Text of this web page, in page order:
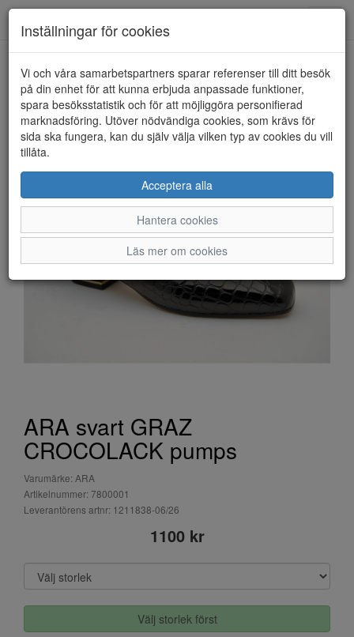
HEM ARA
ARA svart GRAZ
CROCOLACK pumps
Varumärke: ARA
Artikelnummer: 7800001
Leverantörens artnr: 1211838-06/26
1100 kr
Välj storlek först
Inställningar för cookies
Vi och våra samarbetspartners sparar referenser till ditt besök
på din enhet för att kunna erbjuda anpassade funktioner,
spara besöksstatistik och för att möjliggöra personifierad
marknadsföring. Utöver nödvändiga cookies, som krävs för
sida ska fungera, kan du själv välja vilken typ av cookies du vill
tillåta.
Acceptera alla
Hantera cookies
Läs mer om cookies